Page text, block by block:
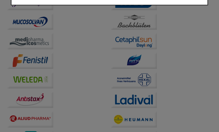
Einkaufserlebnis noch ansprechender zu gestalten,
beispielsweise für die Wiedererkennung des
Besuchers oder unsere Seite an bevorzugte
anzupassen. Komfort-Cookies ermöglichen es uns
auch auf Ihre Bedürfnisse zugeschrittene Inhalte
anzuzeigen und unser Partnerprogramm zu
betreiben.
Statistik & Tracking:
Hierüber lassen sich
Informationen über die Art und Weise der Nutzung
unserer Website sammeln, mit deren Hilfe wir unsere
auf unserer Website aber auch die Werbung auf